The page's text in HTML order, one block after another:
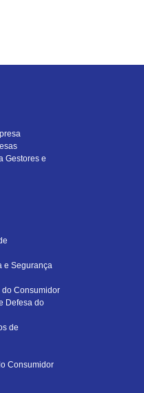
Gestores e
e Segurança
Consumidor
Defesa do
de
Consumidor